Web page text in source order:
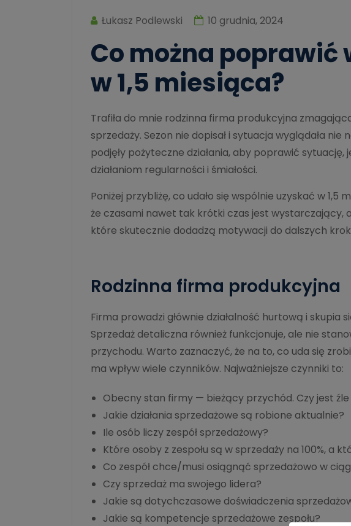
Łukasz Podlewski 10 grudnia, 2024
Co można poprawić
w 1,5 miesiąca?
Trafiła do mnie rodzinna firma produkcyjna
sprzedaży. Sezon nie dopisał i sytuacja wyglądała nie
podjęły pożyteczne działania, aby poprawić sytuację,
działaniom regularności i śmiałości.
Poniżej przybliżę, co udało się wspólnie uzyskać w 1,5
że czasami nawet tak krótki czas jest wystarczający,
które skutecznie dodadzą motywacji do dalszych
Rodzinna firma produkcyjna
Firma prowadzi głównie działalność hurtową i skupia
Sprzedaż detaliczna również funkcjonuje, ale nie
przychodu. Warto zaznaczyć, że na to, co uda się
ma wpływ wiele czynników. Najważniejsze czynniki to:
Obecny stan firmy — bieżący przychód. Czy jest
Jakie działania sprzedażowe są robione aktualnie?
Ile osób liczy zespół sprzedażowy?
Które osoby z zespołu są w sprzedaży na 100%, a
Co zespół chce/musi osiągnąć sprzedażowo w
Czy sprzedaż ma swojego lidera?
Jakie są dotychczasowe doświadczenia
Jakie są kompetencje sprzedażowe zespołu?